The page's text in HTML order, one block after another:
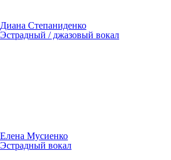
Диана Степаниденко
Эстрадный / джазовый вокал
Елена Мусиенко
Эстрадный вокал